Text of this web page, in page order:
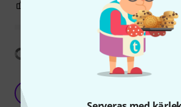
ANMÄL RECENSION
Visa översättning
Super compact and easy to